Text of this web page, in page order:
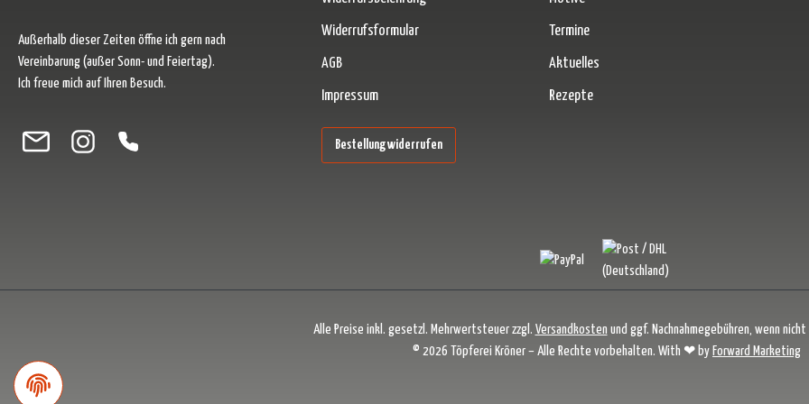
Außerhalb dieser Zeiten öffne ich gern nach
Vereinbarung (außer Sonn- und Feiertag).
Ich freue mich auf Ihren Besuch.
Besuche uns auf Facebook – öffnet in neuem Tab (externer Link)
Schau auf Instagram vorbei – öffnet in neuem Tab (externer Link)
Lass dich auf Pinterest inspirieren – öffnet in neuem Tab (externer Link)
Folge uns auf X – öffnet in neuem Tab (externer Link)
Widerrufsformular
AGB
Impressum
Bestellung widerrufen
Termine
Aktuelles
Rezepte
Alle Preise inkl. gesetzl. Mehrwertsteuer zzgl. Versandkosten und ggf. Nachnahmegebühren, wenn
© 2026 Töpferei Kröner – Alle Rechte vorbehalten. With ❤ by Forward Marketing